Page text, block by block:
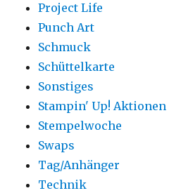
Project Life
Punch Art
Schmuck
Schüttelkarte
Sonstiges
Stampin' Up! Aktionen
Stempelwoche
Swaps
Tag/Anhänger
Technik